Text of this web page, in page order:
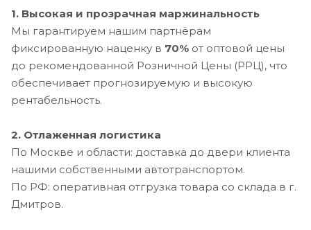
1. Высокая и прозрачная маржинальность
Мы гарантируем нашим партнёрам
фиксированную наценку в 70% от оптовой цены
до рекомендованной Розничной Цены (РРЦ), что
обеспечивает прогнозируемую и высокую
рентабельность.
2. Отлаженная логистика
По Москве и области: доставка до двери клиента
нашими собственными автотранспортом.
По РФ: оперативная отгрузка товара со склада в г.
Дмитров.